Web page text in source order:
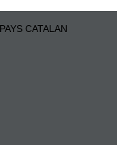
CATALAN